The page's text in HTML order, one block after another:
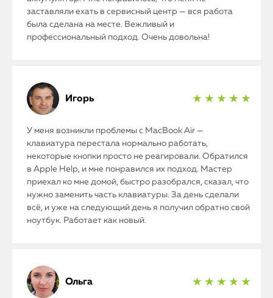
заставляли ехать в сервисный центр — вся работа
была сделана на месте. Вежливый и
профессиональный подход. Очень довольна!
Игорь ★ ★ ★ ★ ★
У меня возникли проблемы с MacBook Air —
клавиатура перестала нормально работать,
некоторые кнопки просто не реагировали. Обратился
в Apple Help, и мне понравился их подход. Мастер
приехал ко мне домой, быстро разобрался, сказал, что
нужно заменить часть клавиатуры. За день сделали
всё, и уже на следующий день я получил обратно свой
ноутбук. Работает как новый.
Ольга ★ ★ ★ ★ ★